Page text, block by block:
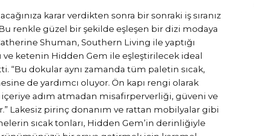
karar verdikten sonra bir sonraki iş sıranız
renkle güzel bir şekilde eşleşen bir dizi modaya
Shuman, Southern Living ile yaptığı
ve ketenin Hidden Gem ile eşleştirilecek ideal
dokular aynı zamanda tüm paletin sıcak,
de yardımcı oluyor. Ön kapı rengi olarak
adım atmadan misafirperverliği, güveni ve
Lakesiz pirinç donanım ve rattan mobilyalar gibi
sıcak tonları, Hidden Gem’in derinliğiyle